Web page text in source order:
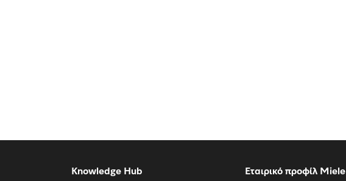
Knowledge Hub Εταιρικό προφίλ Miele